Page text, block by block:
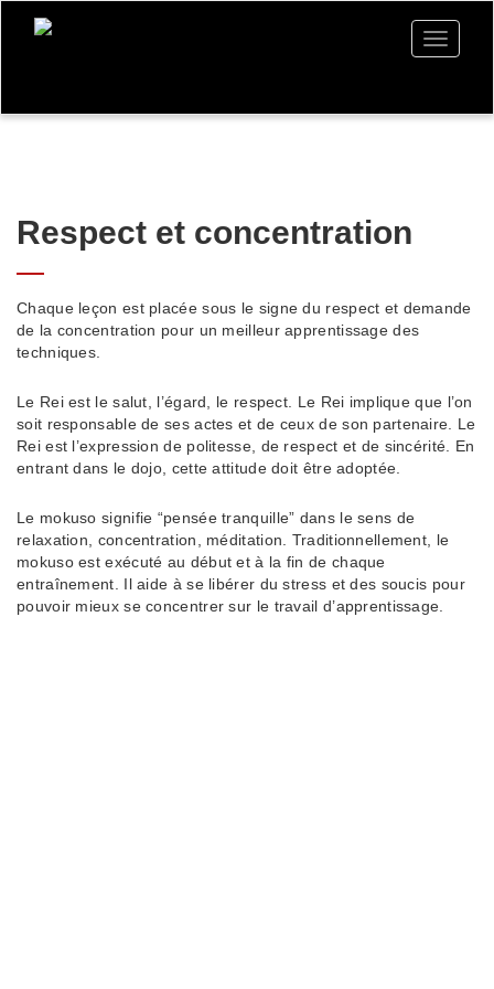
Toggle
Respect et concentration
Chaque leçon est placée sous le signe du respect et demande
de la concentration pour un meilleur apprentissage des
techniques.
Le Rei est le salut, l’égard, le respect. Le Rei implique que l’on
soit responsable de ses actes et de ceux de son partenaire. Le
Rei est l’expression de politesse, de respect et de sincérité. En
entrant dans le dojo, cette attitude doit être adoptée.
Le mokuso signifie “pensée tranquille” dans le sens de
relaxation, concentration, méditation. Traditionnellement, le
mokuso est exécuté au début et à la fin de chaque
entraînement. Il aide à se libérer du stress et des soucis pour
pouvoir mieux se concentrer sur le travail d’apprentissage.